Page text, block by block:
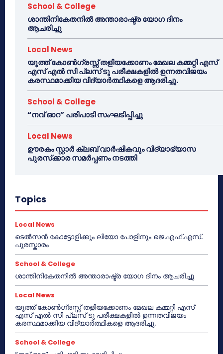
School & College
ശാന്തിനികേതനിൽ അന്താരാഷ്ട്ര യോഗ ദിനം
ആചരിച്ചു
Local News
യൂത്ത് കോൺഗ്രസ്സ് തളിയക്കോണം മേഖല കമ്മറ്റി എസ്
എസ് എൽ സി പ്ലസ് ടു പരീക്ഷകളിൽ ഉന്നതവിജയം
കരസ്ഥമാക്കിയ വിദ്യാർത്ഥികളെ ആദരിച്ചു.
School & College
“നവ് ഓറ” പരിപാടി സംഘടിപ്പിച്ചു
Local News
ഊരകം സ്റ്റാർ ക്ലബ് വാർഷികവും വിദ്യാഭ്യാസ
പുരസ്‌ക്കാര സമർപ്പണം നടത്തി
Topics
Local News
ടെൽസൻ കോട്ടോളിക്കും ലിയോ പോളിനും ജെ.എഫ്.എസ്.
പുരസ്കാരം
School & College
ശാന്തിനികേതനിൽ അന്താരാഷ്ട്ര യോഗ ദിനം ആചരിച്ചു
Local News
യൂത്ത് കോൺഗ്രസ്സ് തളിയക്കോണം മേഖല കമ്മറ്റി എസ്
എസ് എൽ സി പ്ലസ് ടു പരീക്ഷകളിൽ ഉന്നതവിജയം
കരസ്ഥമാക്കിയ വിദ്യാർത്ഥികളെ ആദരിച്ചു.
School & College